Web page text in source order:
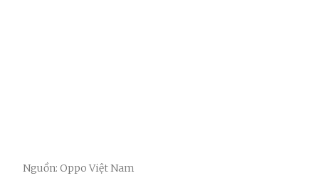
Nguồn: Oppo Việt Nam